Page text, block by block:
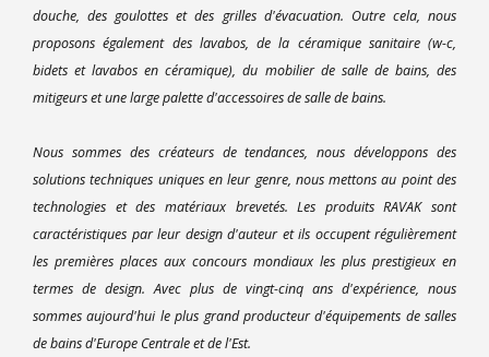
douche, des goulottes et des grilles d'évacuation. Outre cela, nous
proposons également des lavabos, de la céramique sanitaire (w-c,
bidets et lavabos en céramique), du mobilier de salle de bains, des
mitigeurs et une large palette d'accessoires de salle de bains.
Nous sommes des créateurs de tendances, nous développons des
solutions techniques uniques en leur genre, nous mettons au point des
technologies et des matériaux brevetés. Les produits RAVAK sont
caractéristiques par leur design d'auteur et ils occupent régulièrement
les premières places aux concours mondiaux les plus prestigieux en
termes de design. Avec plus de vingt-cinq ans d'expérience, nous
sommes aujourd'hui le plus grand producteur d'équipements de salles
de bains d'Europe Centrale et de l'Est.